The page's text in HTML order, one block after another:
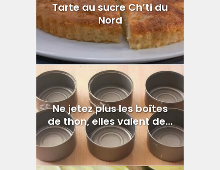
Tarte au sucre Ch’ti du
Nord
Ne jetez plus les boîtes
de thon, elles valent de...